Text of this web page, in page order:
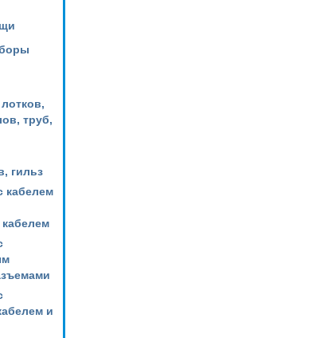
труб,
гильз
кабелем
и